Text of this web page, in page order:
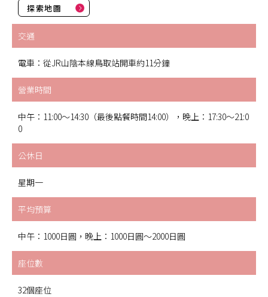
探索地圖
交通
電車：從JR山陰本線鳥取站開車約11分鐘
營業時間
中午：11:00～14:30（最後點餐時間14:00），晚上：17:30～21:0
0
公休日
星期一
平均預算
中午：1000日圓，晚上：1000日圓～2000日圓
座位數
32個座位